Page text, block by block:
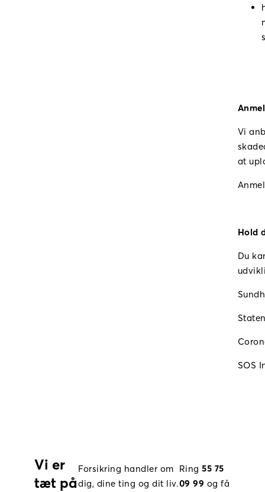
Vi
at
Hold
Du
SOS
Vi er
tæt på
Forsikring handler om
dig, dine ting og dit liv.
Ring 55 75
09 99 og få